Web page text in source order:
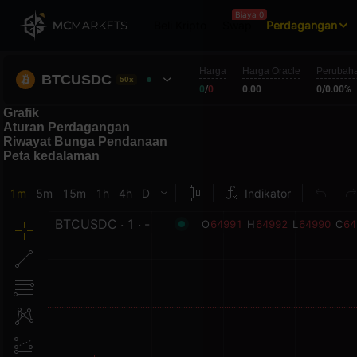
Biaya 0
Perdagangan
BTCUSDC 50x
Harga
0/0
Harga Oracle
0.00
0/0.00%
Grafik
Aturan Perdagangan
Riwayat Bunga Pendanaan
Peta kedalaman